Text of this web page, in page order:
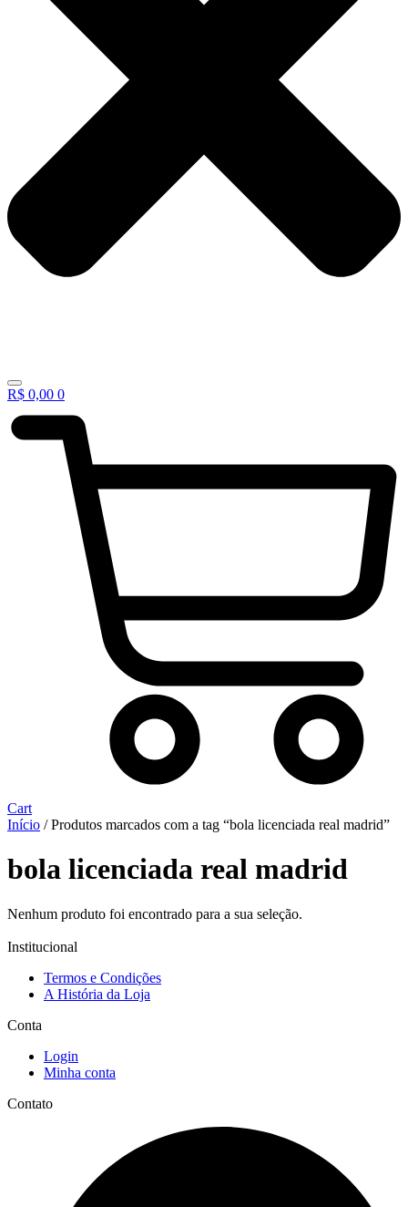
R$ 0,00 0
Cart
Início / Produtos marcados com a tag “bola licenciada real madrid”
bola licenciada real madrid
Nenhum produto foi encontrado para a sua seleção.
Institucional
Termos e Condições
A História da Loja
Conta
Login
Minha conta
Contato